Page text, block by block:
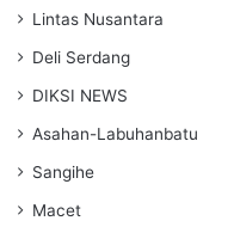
Lintas Nusantara
Deli Serdang
DIKSI NEWS
Asahan-Labuhanbatu
Sangihe
Macet